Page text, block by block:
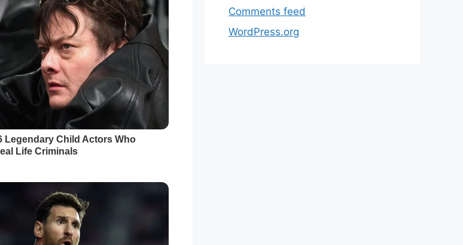
Comments feed
WordPress.org